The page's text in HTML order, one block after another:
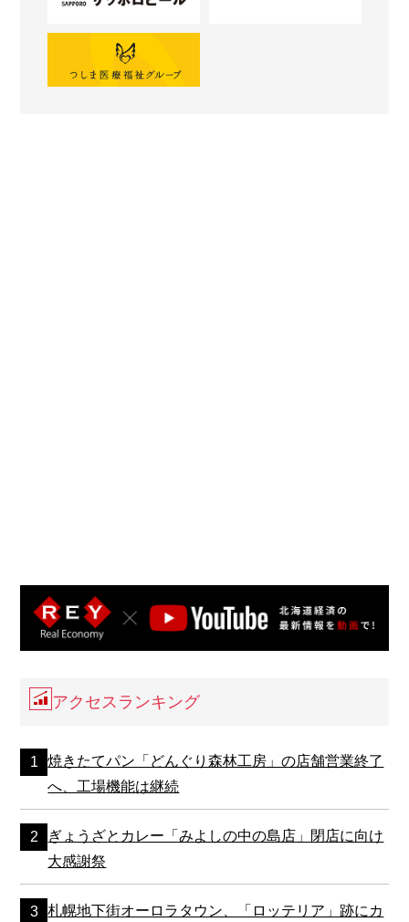
アクセスランキング
焼きたてパン「どんぐり森林工房」の店舗営業終了
へ、工場機能は継続
ぎょうざとカレー「みよしの中の島店」閉店に向け
大感謝祭
札幌地下街オーロラタウン、「ロッテリア」跡にカ